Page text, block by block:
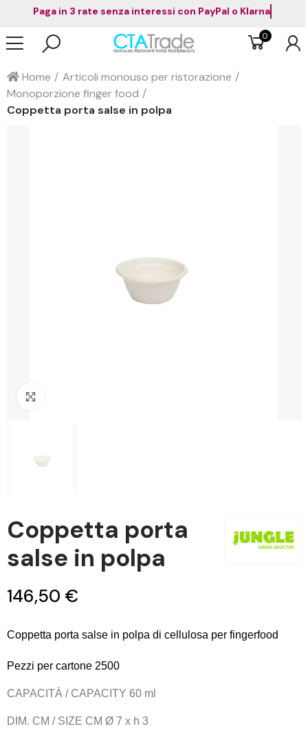
Paga in 3 rate senza interessi con PayPal o Klarna
0
Home
Articoli monouso per ristorazione
Monoporzione finger food
Coppetta porta salse in polpa
Coppetta porta
salse in polpa
146,50 €
Coppetta porta salse in polpa di cellulosa per fingerfood
Pezzi per cartone 2500
CAPACITÀ / CAPACITY 60 ml
DIM. CM / SIZE CM Ø 7 x h 3